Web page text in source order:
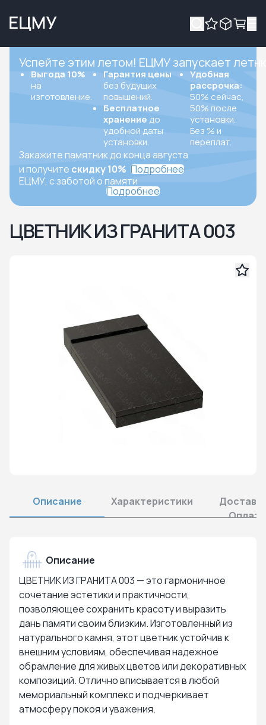
Успейте этим летом! ЕЦМУ запускает
Выгода 10%
на
изготовление.
Гарантия цены
без будущих
повышений.
Бесплатное
хранение до
удобной даты
установки.
Удобная
рассрочка:
50% сейчас,
50% после
установки.
Без % и
переплат.
Закажите памятник до конца августа
и получите скидку 10% Подробнее
ЕЦМУ, с заботой о памяти
Подробнее
ЦВЕТНИК ИЗ ГРАНИТА 003
Описание Характеристики
Оплата
Описание
ЦВЕТНИК ИЗ ГРАНИТА 003 — это гармоничное
сочетание эстетики и практичности,
позволяющее сохранить красоту и выразить
дань памяти своим близким. Изготовленный из
натурального камня, этот цветник устойчив к
внешним условиям, обеспечивая надежное
обрамление для живых цветов или декоративных
композиций. Отлично вписывается в любой
мемориальный комплекс и подчеркивает
атмосферу покоя и уважения.